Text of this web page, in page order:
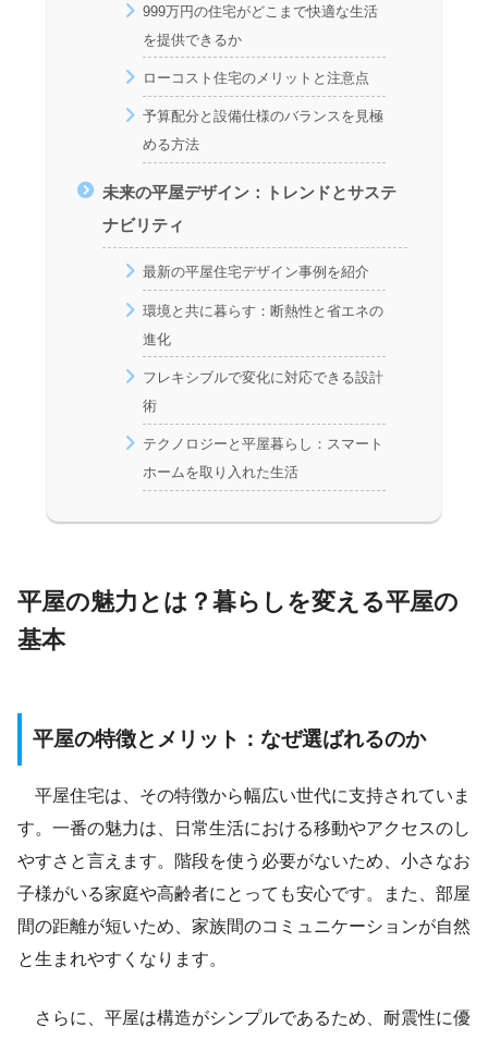
999万円の住宅がどこまで快適な生活
を提供できるか
ローコスト住宅のメリットと注意点
予算配分と設備仕様のバランスを見極
める方法
未来の平屋デザイン：トレンドとサステ
ナビリティ
最新の平屋住宅デザイン事例を紹介
環境と共に暮らす：断熱性と省エネの
進化
フレキシブルで変化に対応できる設計
術
テクノロジーと平屋暮らし：スマート
ホームを取り入れた生活
平屋の魅力とは？暮らしを変える平屋の
基本
平屋の特徴とメリット：なぜ選ばれるのか
平屋住宅は、その特徴から幅広い世代に支持されていま
す。一番の魅力は、日常生活における移動やアクセスのし
やすさと言えます。階段を使う必要がないため、小さなお
子様がいる家庭や高齢者にとっても安心です。また、部屋
間の距離が短いため、家族間のコミュニケーションが自然
と生まれやすくなります。
さらに、平屋は構造がシンプルであるため、耐震性に優